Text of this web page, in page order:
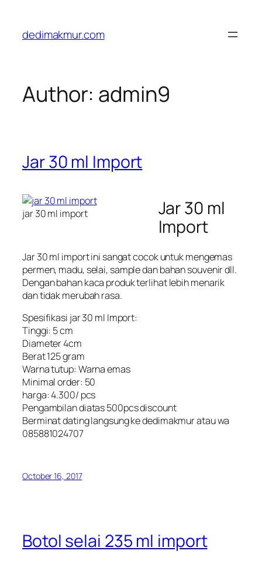
content
dedimakmur.com
Author: admin9
Jar 30 ml Import
jar 30 ml import
Jar 30 ml
Import
Jar 30 ml import ini sangat cocok untuk mengemas
permen, madu, selai, sample dan bahan souvenir dll.
Dengan bahan kaca produk terlihat lebih menarik
dan tidak merubah rasa.
Spesifikasi jar 30 ml Import:
Tinggi: 5 cm
Diameter 4cm
Berat 125 gram
Warna tutup: Warna emas
Minimal order: 50
harga: 4.300/ pcs
Pengambilan diatas 500pcs discount
Berminat dating langsung ke dedimakmur atau wa
085881024707
October 16, 2017
Botol selai 235 ml import